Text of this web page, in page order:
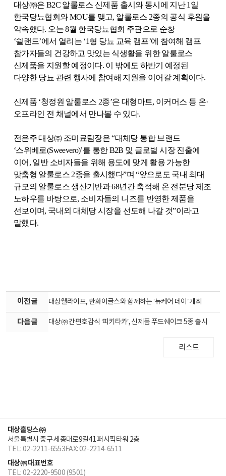
대상㈜은 B2C 알룰로스 신제품 출시와 동시에 지난1 일
한국당뇨협회와MOU를 맺고, 알룰로스 2종의 공식 후원을
약속했다. 오는8월 한국당뇨협회 주관으로 순창
‘쉴랜드’에서 열리는 ‘1형 당뇨 교육 캠프’에 참여해 캠프
참가자들의 건강하고 맛있는 식생활을 위한 알룰로스
신제품을 지원할 예정이다. 이 밖에도 하반기 예정된
다양한 당뇨 관련 행사에 참여해 지원을 이어갈 계획이다.
신제품 ‘청정원 알룰로스 2종’은 대형마트, 이커머스 등 온·
오프라인 전 채널에서 만나볼 수 있다.
전은주 대상㈜ 조미료팀장은 “대체당 통합 브랜드
‘스위베로(Sweevero)’를 통한B2B 및 글로벌 시장 진출에
이어 , 일반 소비자들을 위해 용도에 맞게 활용 가능한
맞춤형 알룰로스2종을 출시했다”며 “앞으로도 국내 최대
규모의 알룰로스 생산기반과68년간 축적해 온 전분당 제조
노하우를 바탕으로, 소비자들의 니즈를 반영한 제품을
선보이며, 국내외 대체당 시장을 선도해 나갈 것”이라고
말했다.
이전글 대상웰라이프, 한화이글스와 함께하는 ‘뉴케어 데이’ 개최
다음글 대상㈜ 간편호감식 ‘피키타카’, 신제품 푸드쉐이크 5종 출시
리스트
대상홀딩스㈜
서울특별시 중구 세종대로9길41 퍼시픽타워 2층
TEL: 02-2211-6553FAX: 02-2214-6511
대상㈜ 대표번호
TEL: 02-2220-9500 (9501)